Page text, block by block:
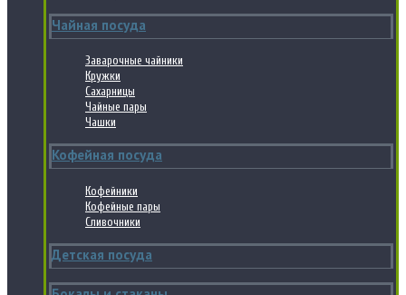
Чайная посуда
Заварочные чайники
Кружки
Сахарницы
Чайные пары
Чашки
Кофейная посуда
Кофейники
Кофейные пары
Сливочники
Детская посуда